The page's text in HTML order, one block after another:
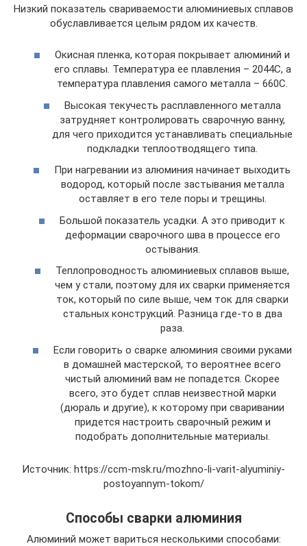
Низкий показатель свариваемости алюминиевых сплавов
обуславливается целым рядом их качеств.
Окисная пленка, которая покрывает алюминий и
его сплавы. Температура ее плавления – 2044С, а
температура плавления самого металла – 660С.
Высокая текучесть расплавленного металла
затрудняет контролировать сварочную ванну,
для чего приходится устанавливать специальные
подкладки теплоотводящего типа.
При нагревании из алюминия начинает выходить
водород, который после застывания металла
оставляет в его теле поры и трещины.
Большой показатель усадки. А это приводит к
деформации сварочного шва в процессе его
остывания.
Теплопроводность алюминиевых сплавов выше,
чем у стали, поэтому для их сварки применяется
ток, который по силе выше, чем ток для сварки
стальных конструкций. Разница где-то в два
раза.
Если говорить о сварке алюминия своими руками
в домашней мастерской, то вероятнее всего
чистый алюминий вам не попадется. Скорее
всего, это будет сплав неизвестной марки
(дюраль и другие), к которому при сваривании
придется настроить сварочный режим и
подобрать дополнительные материалы.
Источник: https://ccm-msk.ru/mozhno-li-varit-alyuminiy-
postoyannym-tokom/
Способы сварки алюминия
Алюминий может вариться несколькими способами: